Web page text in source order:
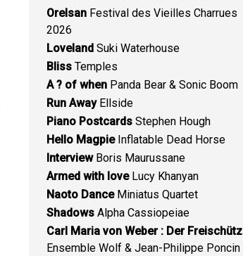
Orelsan Festival des Vieilles Charrues
2026
Loveland Suki Waterhouse
Bliss Temples
A ? of when Panda Bear & Sonic Boom
Run AwayEllside
Piano Postcards Stephen Hough
Hello MagpieInflatable Dead Horse
InterviewBoris Maurussane
Armed with loveLucy Khanyan
Naoto DanceMiniatus Quartet
Shadows Alpha Cassiopeiae
Carl Maria von Weber : Der Freischütz
Ensemble Wolf & Jean-Philippe Poncin